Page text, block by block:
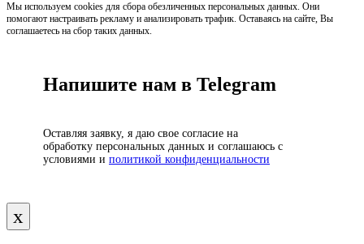
Мы используем cookies для сбора обезличенных персональных данных. Они
помогают настраивать рекламу и анализировать трафик. Оставаясь на сайте, Вы
соглашаетесь на сбор таких данных.
Напишите нам в Telegram
Оставляя заявку, я даю свое согласие на
обработку персональных данных и соглашаюсь с
условиями и политикой конфиденциальности
х